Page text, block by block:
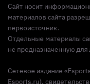
Сайт носит
материалов сайта
первоисточник.
Отдельные материалы
не предназначенную
Сетевое издание
Esports.ru),